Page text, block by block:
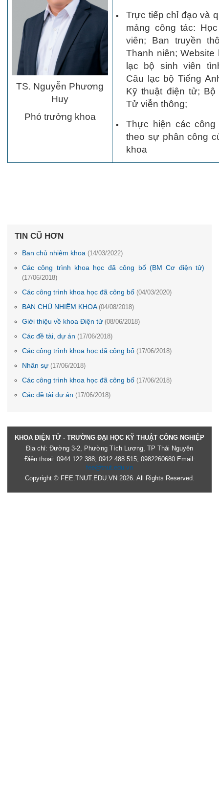
TS. Nguyễn Phương
Huy
Phó trưởng khoa
Trực tiếp chỉ đạo và
mảng công tác:
viên; Ban truyền
Thanh niên; Website
lạc bộ sinh viên
Câu lạc bộ Tiếng
Kỹ thuật điện tử;
Tử viễn thông;
Thực hiện các công
theo sự phân công
khoa
TIN CŨ HƠN
Ban chủ nhiệm khoa (14/03/2022)
Các công trình khoa học đã công bố (BM Cơ điện tử)
(17/06/2018)
Các công trình khoa học đã công bố (04/03/2020)
BAN CHỦ NHIỆM KHOA (04/08/2018)
Giới thiệu về khoa Điện tử (08/06/2018)
Các đề tài, dự án (17/06/2018)
Các công trình khoa học đã công bố (17/06/2018)
Nhân sự (17/06/2018)
Các công trình khoa học đã công bố (17/06/2018)
Các đề tài dự án (17/06/2018)
KHOA ĐIỆN TỬ - TRƯỜNG ĐẠI HỌC KỸ THUẬT CÔNG NGHIỆP
Địa chỉ: Đường 3-2, Phường Tích Lương, TP Thái Nguyên
Điện thoại: 0944.122.388; 0912.488.515; 0982260680 Email:
fee@tnut.edu.vn
Copyright © FEE.TNUT.EDU.VN 2026. All Rights Reserved.